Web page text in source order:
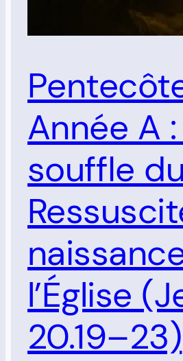
Année A
souffle du
l’Église
20.19–23)